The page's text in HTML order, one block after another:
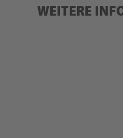
WEITERE